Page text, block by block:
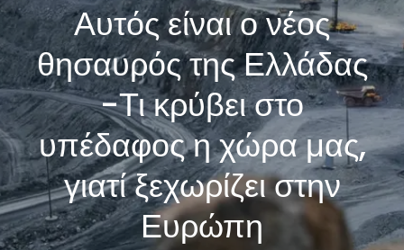
Αυτός είναι ο νέος
θησαυρός της Ελλάδας
-Τι κρύβει στο
υπέδαφος η χώρα μας,
γιατί ξεχωρίζει στην
Ευρώπη